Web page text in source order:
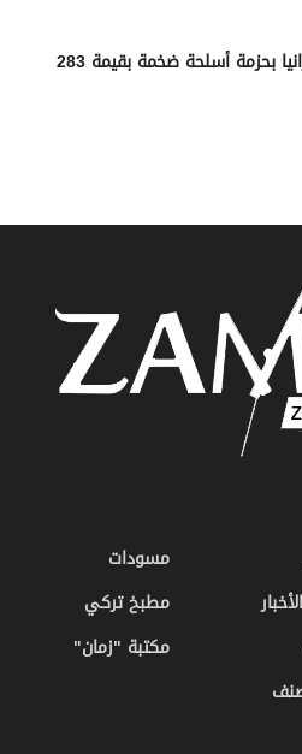
تركيا تزوّد أوكرانيا بحزمة أسلحة ضخمة بقيمة 283
مسودات
مطبخ تركي
مكتبة "زمان"